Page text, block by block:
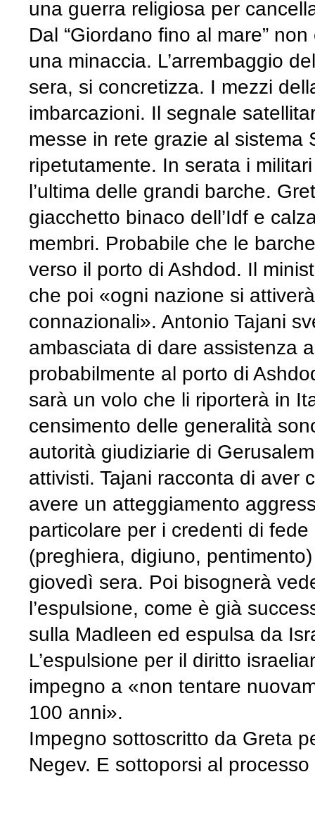
una guerra religiosa per
Dal “Giordano fino al mare”
una minaccia. L’arrembaggio
sera, si concretizza. I mezzi
imbarcazioni. Il segnale
messe in rete grazie al sistema
ripetutamente. In serata i
l’ultima delle grandi barche.
giacchetto binaco dell’Idf e
membri. Probabile che le
verso il porto di Ashdod. Il
che poi «ogni nazione si
connazionali». Antonio Tajani
ambasciata di dare assistenza
probabilmente al porto di
sarà un volo che li riporterà in
censimento delle generalità
autorità giudiziarie di
attivisti. Tajani racconta di aver
avere un atteggiamento
particolare per i credenti di
(preghiera, digiuno,
giovedì sera. Poi bisognerà
l’espulsione, come è già
sulla Madleen ed espulsa da
L’espulsione per il diritto
impegno a «non tentare
100 anni».
Impegno sottoscritto da Greta
Negev. E sottoporsi al